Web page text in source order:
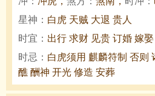
星神： 白虎 天贼 大退 贵人
时宜： 出行 求财 见贵 订婚 嫁
时忌： 白虎须用 麒麟符制 否则
醮 酬神 开光 修造 安葬